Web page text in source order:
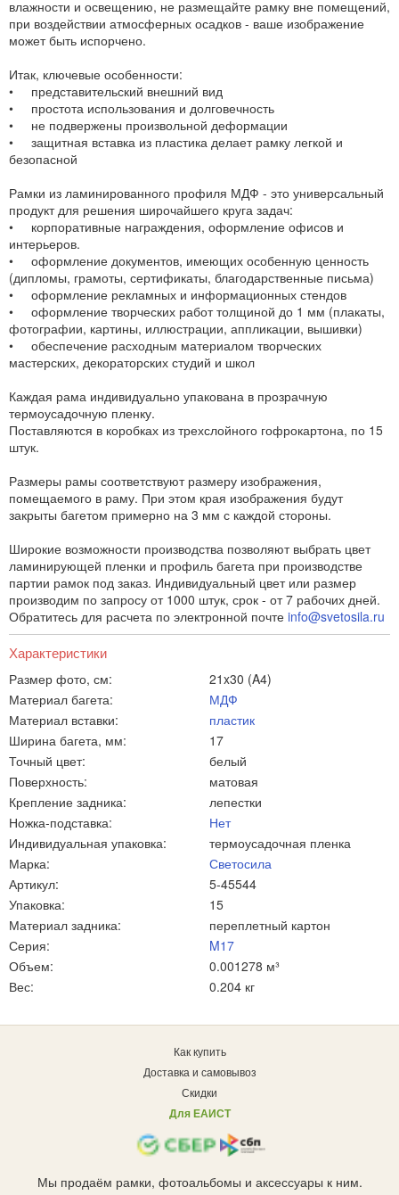
влажности и освещению, не размещайте рамку вне помещений,
при воздействии атмосферных осадков - ваше изображение
может быть испорчено.
Итак, ключевые особенности:
• представительский внешний вид
• простота использования и долговечность
• не подвержены произвольной деформации
• защитная вставка из пластика делает рамку легкой и
безопасной
Рамки из ламинированного профиля МДФ - это универсальный
продукт для решения широчайшего круга задач:
• корпоративные награждения, оформление офисов и
интерьеров.
• оформление документов, имеющих особенную ценность
(дипломы, грамоты, сертификаты, благодарственные письма)
• оформление рекламных и информационных стендов
• оформление творческих работ толщиной до 1 мм (плакаты,
фотографии, картины, иллюстрации, аппликации, вышивки)
• обеспечение расходным материалом творческих
мастерских, декораторских студий и школ
Каждая рама индивидуально упакована в прозрачную
термоусадочную пленку.
Поставляются в коробках из трехслойного гофрокартона, по 15
штук.
Размеры рамы соответствуют размеру изображения,
помещаемого в раму. При этом края изображения будут
закрыты багетом примерно на 3 мм с каждой стороны.
Широкие возможности производства позволяют выбрать цвет
ламинирующей пленки и профиль багета при производстве
партии рамок под заказ. Индивидуальный цвет или размер
производим по запросу от 1000 штук, срок - от 7 рабочих дней.
Обратитесь для расчета по электронной почте info@svetosila.ru
Характеристики
Размер фото, см:
21x30 (A4)
Материал багета:
МДФ
Материал вставки:
пластик
Ширина багета, мм:
17
Точный цвет:
белый
Поверхность:
матовая
Крепление задника:
лепестки
Ножка-подставка:
Нет
Индивидуальная упаковка:
термоусадочная пленка
Марка:
Светосила
Артикул:
5-45544
Упаковка:
15
Материал задника:
переплетный картон
Серия:
M17
Объем:
0.001278 м³
Вес:
0.204 кг
Как купить
Доставка и самовывоз
Скидки
Для ЕАИСТ
Мы продаём рамки, фотоальбомы и аксессуары к ним.